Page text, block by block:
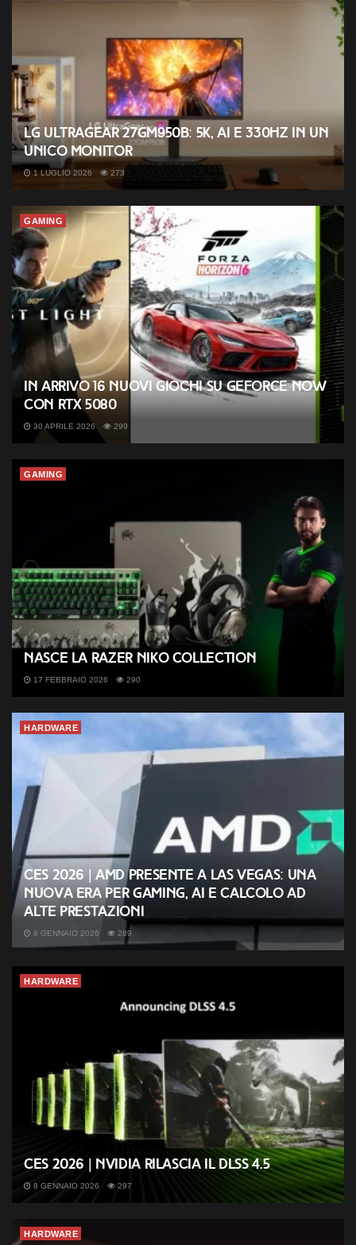
LG UltraGear 27GM950B: 5K, AI e 330Hz in un
unico monitor
1 LUGLIO 2026 273
GAMING
In arrivo 16 nuovi giochi su GeForce NOW
con RTX 5080
30 APRILE 2026 299
GAMING
Nasce la Razer NiKo Collection
17 FEBBRAIO 2026 290
HARDWARE
CES 2026 | AMD presente a Las Vegas: una
nuova era per gaming, AI e calcolo ad
alte prestazioni
8 GENNAIO 2026 289
HARDWARE
CES 2026 | Nvidia rilascia il DLSS 4.5
8 GENNAIO 2026 297
HARDWARE